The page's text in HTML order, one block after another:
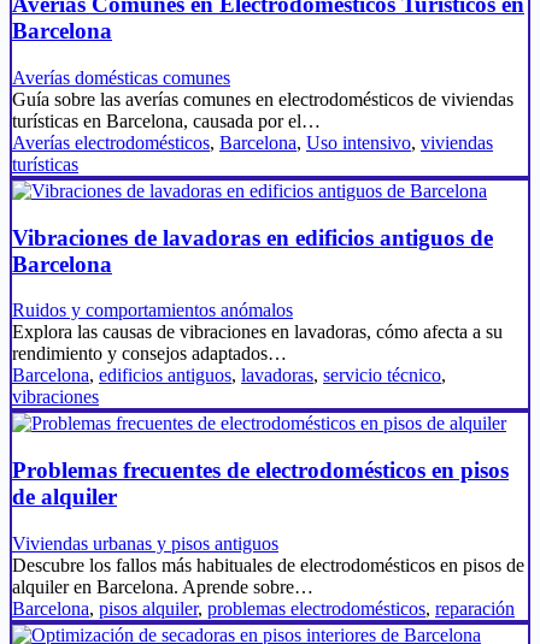
Barcelona
Averías domésticas comunes
Guía sobre las averías comunes en electrodomésticos de viviendas
turísticas en Barcelona, causada por el…
Averías electrodomésticos, Barcelona, Uso intensivo, viviendas
turísticas
Vibraciones de lavadoras en edificios antiguos de
Barcelona
Ruidos y comportamientos anómalos
Explora las causas de vibraciones en lavadoras, cómo afecta a su
rendimiento y consejos adaptados…
Barcelona, edificios antiguos, lavadoras, servicio técnico,
vibraciones
Problemas frecuentes de electrodomésticos en pisos
de alquiler
Viviendas urbanas y pisos antiguos
Descubre los fallos más habituales de electrodomésticos en pisos de
alquiler en Barcelona. Aprende sobre…
Barcelona, pisos alquiler, problemas electrodomésticos, reparación